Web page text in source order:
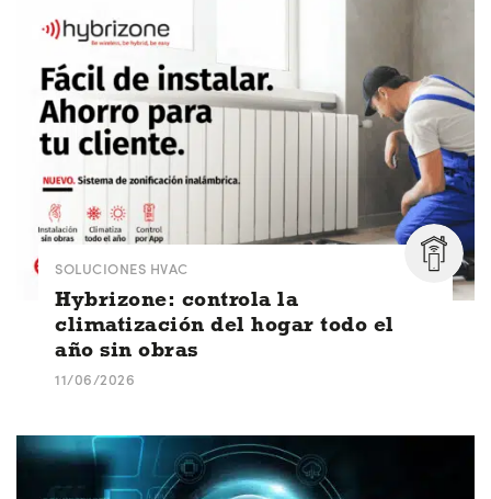
SOLUCIONES HVAC
Hybrizone: controla la
climatización del hogar todo el
año sin obras
11/06/2026